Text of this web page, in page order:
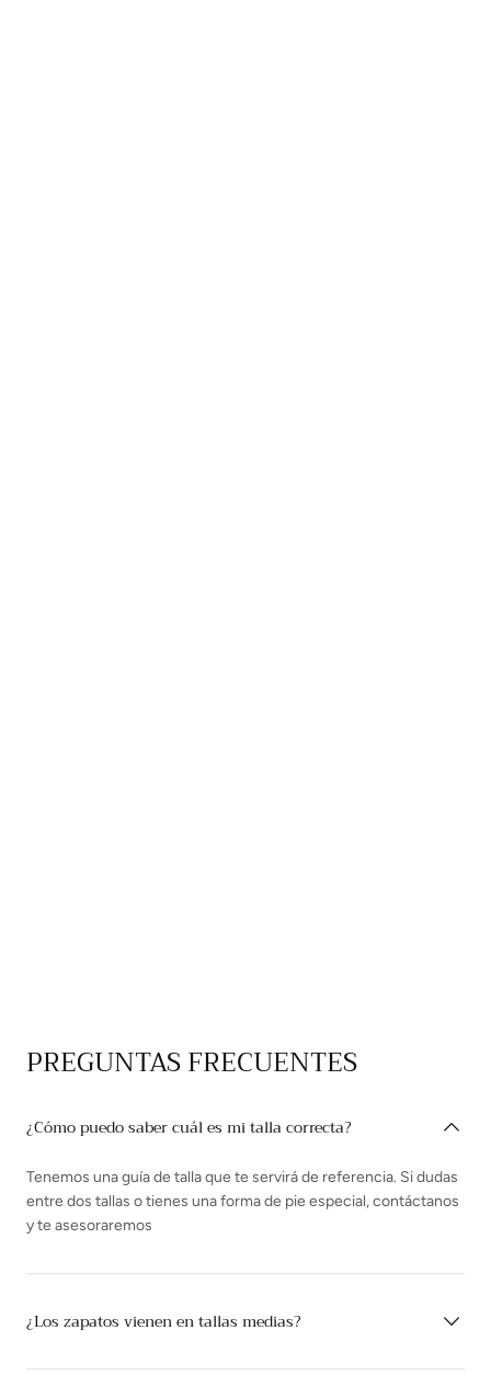
PREGUNTAS FRECUENTES
¿Cómo puedo saber cuál es mi talla correcta?
Tenemos una guía de talla que te servirá de referencia. Si dudas
entre dos tallas o tienes una forma de pie especial, contáctanos
y te asesoraremos
¿Los zapatos vienen en tallas medias?